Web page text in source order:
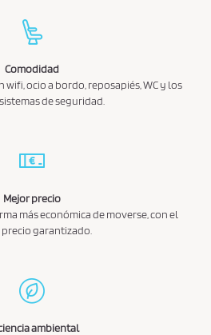
Comodidad
ocio a bordo, reposapiés, WC y los
de seguridad.
Mejor precio
más económica de moverse, con el
garantizado.
ambiental